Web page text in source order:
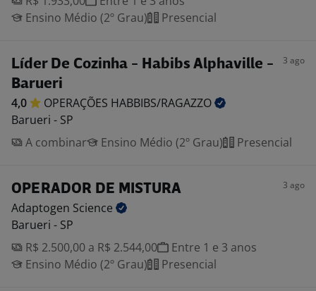
Ensino Médio (2º Grau)
Presencial
Líder De Cozinha - Habibs Alphaville -
Barueri
3 ago
4,0 OPERAÇÕES HABBIBS/RAGAZZO
Barueri - SP
A combinar
Ensino Médio (2º Grau) Presencial
OPERADOR DE MISTURA 3 ago
Adaptogen Science
Barueri - SP
R$ 2.500,00 a R$ 2.544,00
Entre 1 e 3 anos
Ensino Médio (2º Grau)
Presencial